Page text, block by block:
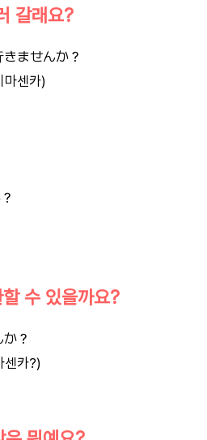
갈래요?
ませんか？
마센카)
할 수 있을까요?
？
센카?)